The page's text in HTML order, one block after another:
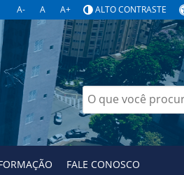
A- A A+ ALTO CONTRASTE
Buscar
por:
FALE CONOSCO